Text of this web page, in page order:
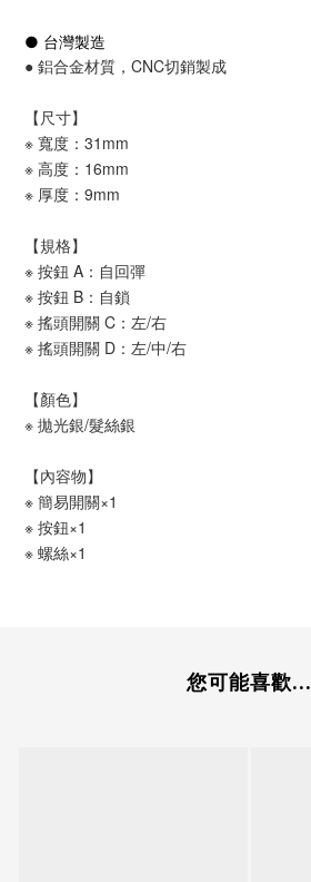
● 台灣製造
● 鋁合金材質，CNC切銷製成
【尺寸】
※ 寬度：31mm
※ 高度：16mm
※ 厚度：9mm
【規格】
※ 按鈕 A：自回彈
※ 按鈕 B：自鎖
※ 搖頭開關 C：左/右
※ 搖頭開關 D：左/中/右
【顏色】
※ 拋光銀/髮絲銀
【內容物】
※ 簡易開關×1
※ 按鈕×1
※ 螺絲×1
您可能喜歡...